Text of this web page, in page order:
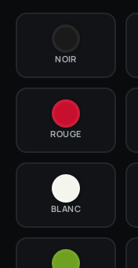
NOIR
ROUGE
BLANC